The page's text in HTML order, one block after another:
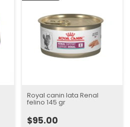
Royal canin lata Renal
felino 145 gr
$95.00